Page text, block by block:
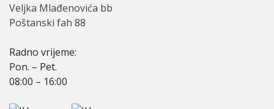
Veljka Mlađenovića bb
Poštanski fah 88
Radno vriјeme:
Pon. – Pet.
08:00 – 16:00